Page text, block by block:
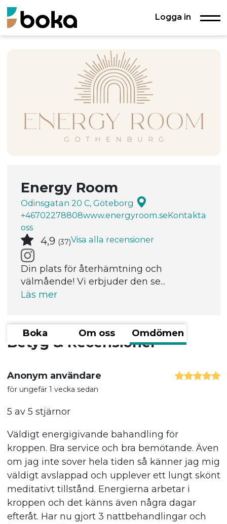
Logga in
Energy Room
Odinsgatan 20 C, Göteborg
+46702278808www.energyroom.seKontakta
oss
4,9 (37)Visa alla recensioner
Din plats för återhämtning och
välmående! Vi erbjuder den se...
Läs mer
Boka Om oss Omdömen
Betyg & Recensioner
Anonym användare
för ungefär 1 vecka sedan
5 av 5 stjärnor
Väldigt energigivande bahandling för
kroppen. Bra service och bra bemötande. Även
om jag inte sover hela tiden så känner jag mig
väldigt avslappad och upplever ett lungt skönt
meditativt tillstånd. Energierna arbetar i
kroppen och det känns även några dagar
efteråt. Har nu gjort 3 nattbehandlingar och